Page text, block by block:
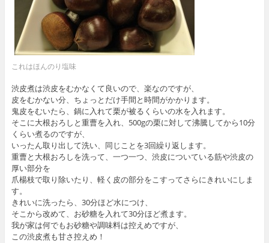
これはほんのり塩味
渋皮煮は渋皮をむかなくて良いので、楽なのですが、
皮をむかない分、ちょっとだけ手間と時間がかかります。
鬼皮をむいたら、鍋に入れて栗が被るくらいの水を入れます。
そこに大根おろしと重曹を入れ、500gの栗に対して沸騰してから10分
くらい煮るのですが、
いったん取り出して洗い、同じことを3回繰り返します。
重曹と大根おろしを洗って、一つ一つ、渋皮についている筋や渋皮の
厚い部分を
爪楊枝で取り除いたり、軽く皮の部分をこすってさらにきれいにしま
す。
きれいに洗ったら、30分ほど水につけ、
そこから改めて、お砂糖を入れて30分ほど煮ます。
我が家は何でもお砂糖や調味料は控えめですが、
この渋皮煮も甘さ控えめ！